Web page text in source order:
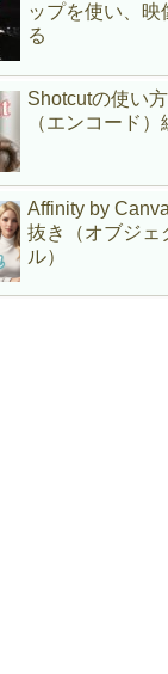
ップを使い、映
る
Shotcutの使い
（エンコード）
Affinity by
抜き（オブジェ
ル）